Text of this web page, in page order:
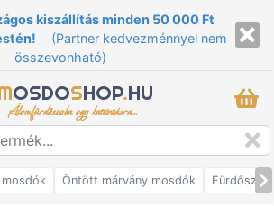
kiszállítás minden 50 000 Ft
(Partner kedvezménnyel nem
összevonható)
OSDOSHOP.HU
Álomfürdőszoba egy kattintásra...
mosdók Öntött márvány mosdók